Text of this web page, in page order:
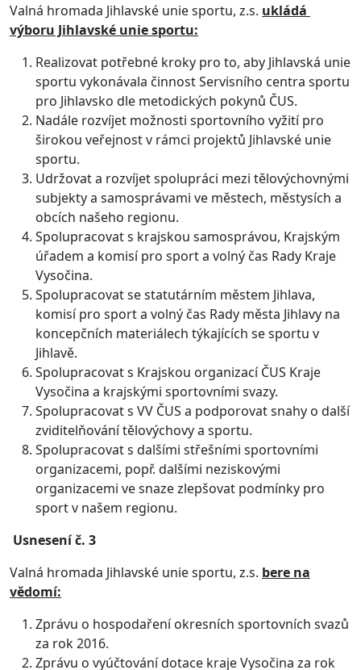
Valná hromada Jihlavské unie sportu, z.s. ukládá
výboru Jihlavské unie sportu:
Realizovat potřebné kroky pro to, aby Jihlavská unie
sportu vykonávala činnost Servisního centra sportu
pro Jihlavsko dle metodických pokynů ČUS.
Nadále rozvíjet možnosti sportovního vyžití pro
širokou veřejnost v rámci projektů Jihlavské unie
sportu.
Udržovat a rozvíjet spolupráci mezi tělovýchovnými
subjekty a samosprávami ve městech, městysích a
obcích našeho regionu.
Spolupracovat s krajskou samosprávou, Krajským
úřadem a komisí pro sport a volný čas Rady Kraje
Vysočina.
Spolupracovat se statutárním městem Jihlava,
komisí pro sport a volný čas Rady města Jihlavy na
koncepčních materiálech týkajících se sportu v
Jihlavě.
Spolupracovat s Krajskou organizací ČUS Kraje
Vysočina a krajskými sportovními svazy.
Spolupracovat s VV ČUS a podporovat snahy o další
zviditelňování tělovýchovy a sportu.
Spolupracovat s dalšími střešními sportovními
organizacemi, popř. dalšími neziskovými
organizacemi ve snaze zlepšovat podmínky pro
sport v našem regionu.
Usnesení č. 3
Valná hromada Jihlavské unie sportu, z.s. bere na
vědomí:
Zprávu o hospodaření okresních sportovních svazů
za rok 2016.
Zprávu o vyúčtování dotace kraje Vysočina za rok